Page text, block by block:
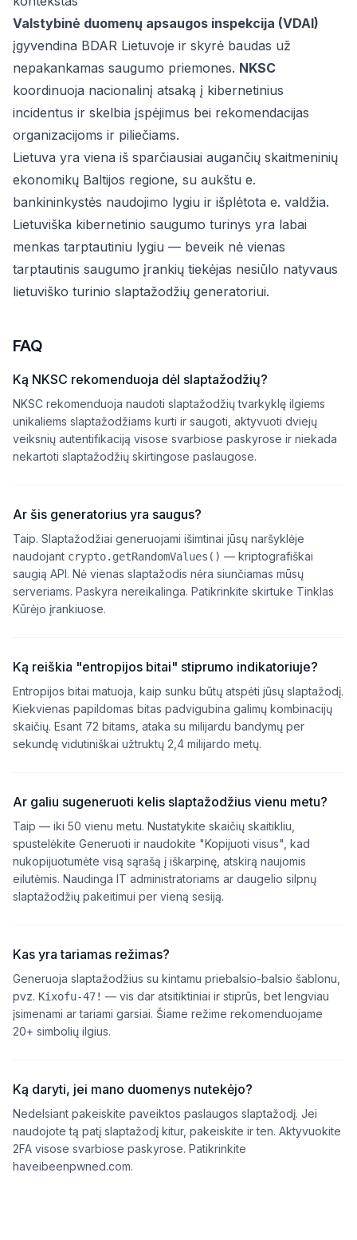
Valstybinė duomenų apsaugos inspekcija (VDAI)
įgyvendina BDAR Lietuvoje ir skyrė baudas už
nepakankamas saugumo priemones. NKSC
koordinuoja nacionalinį atsaką į kibernetinius
incidentus ir skelbia įspėjimus bei rekomendacijas
organizacijoms ir piliečiams.
Lietuva yra viena iš sparčiausiai augančių skaitmeninių
ekonomikų Baltijos regione, su aukštu e.
bankininkystės naudojimo lygiu ir išplėtota e. valdžia.
Lietuviška kibernetinio saugumo turinys yra labai
menkas tarptautiniu lygiu — beveik nė vienas
tarptautinis saugumo įrankių tiekėjas nesiūlo natyvaus
lietuviško turinio slaptažodžių generatoriui.
FAQ
Ką NKSC rekomenduoja dėl slaptažodžių?
NKSC rekomenduoja naudoti slaptažodžių tvarkyklę ilgiems
unikaliems slaptažodžiams kurti ir saugoti, aktyvuoti dviejų
veiksnių autentifikaciją visose svarbiose paskyrose ir niekada
nekartoti slaptažodžių skirtingose paslaugose.
Ar šis generatorius yra saugus?
Taip. Slaptažodžiai generuojami išimtinai jūsų naršyklėje
naudojant crypto.getRandomValues() — kriptografiškai
saugią API. Nė vienas slaptažodis nėra siunčiamas mūsų
serveriams. Paskyra nereikalinga. Patikrinkite skirtuke Tinklas
Kūrėjo įrankiuose.
Ką reiškia "entropijos bitai" stiprumo indikatoriuje?
Entropijos bitai matuoja, kaip sunku būtų atspėti jūsų slaptažodį.
Kiekvienas papildomas bitas padvigubina galimų kombinacijų
skaičių. Esant 72 bitams, ataka su milijardu bandymų per
sekundę vidutiniškai užtruktų 2,4 milijardo metų.
Ar galiu sugeneruoti kelis slaptažodžius vienu metu?
Taip — iki 50 vienu metu. Nustatykite skaičių skaitikliu,
spustelėkite Generuoti ir naudokite "Kopijuoti visus", kad
nukopijuotumėte visą sąrašą į iškarpinę, atskirą naujomis
eilutėmis. Naudinga IT administratoriams ar daugelio silpnų
slaptažodžių pakeitimui per vieną sesiją.
Kas yra tariamas režimas?
Generuoja slaptažodžius su kintamu priebalsio-balsio šablonu,
pvz. Kixofu-47! — vis dar atsitiktiniai ir stiprūs, bet lengviau
įsimenami ar tariami garsiai. Šiame režime rekomenduojame
20+ simbolių ilgius.
Ką daryti, jei mano duomenys nutekėjo?
Nedelsiant pakeiskite paveiktos paslaugos slaptažodį. Jei
naudojote tą patį slaptažodį kitur, pakeiskite ir ten. Aktyvuokite
2FA visose svarbiose paskyrose. Patikrinkite
haveibeenpwned.com.